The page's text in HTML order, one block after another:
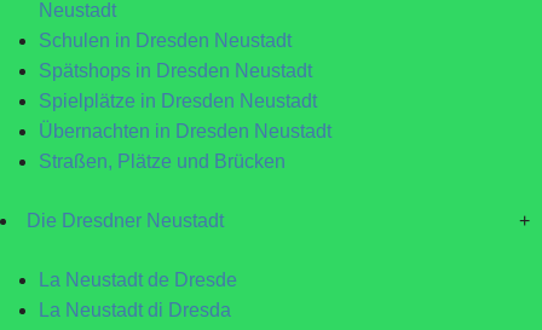
Neustadt
Schulen in Dresden Neustadt
Spätshops in Dresden Neustadt
Spielplätze in Dresden Neustadt
Übernachten in Dresden Neustadt
Straßen, Plätze und Brücken
Die Dresdner Neustadt +
La Neustadt de Dresde
La Neustadt di Dresda